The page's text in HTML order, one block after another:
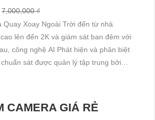
7,000,000 ₫
Quay Xoay Ngoài Trời đến từ nhà
lên đến 2K và giám sát ban đêm với
công nghệ AI Phát hiện và phân biệt
sát được quản lý tập trung bởi
CAMERA GIÁ RẺ